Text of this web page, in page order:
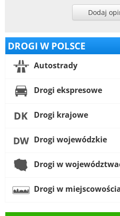
Dodaj
DROGI W POLSCE
Autostrady
Drogi ekspresowe
Drogi krajowe
Drogi wojewódzkie
Drogi w
Drogi w